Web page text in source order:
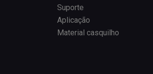
Suporte
Aplicação
Material casquilho